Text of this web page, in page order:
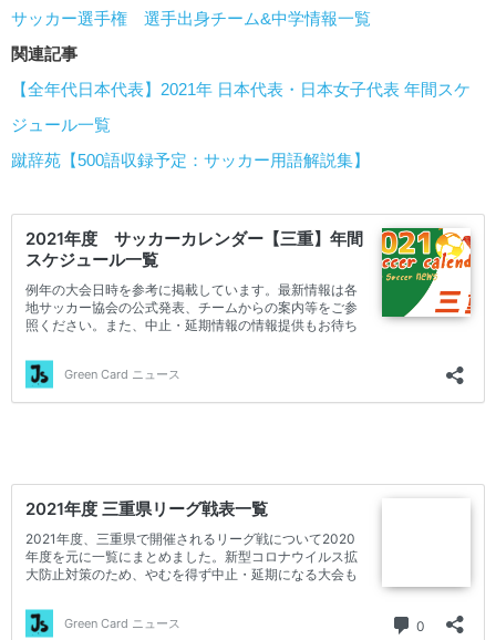
サッカー選手権 選手出身チーム&中学情報一覧
関連記事
【全年代日本代表】2021年 日本代表・日本女子代表 年間スケ
ジュール一覧
蹴辞苑【500語収録予定：サッカー用語解説集】